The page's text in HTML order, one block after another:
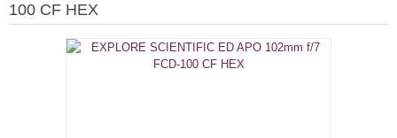
100 CF HEX